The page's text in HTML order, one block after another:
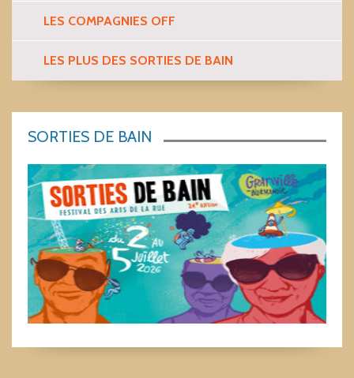
LES COMPAGNIES OFF
LES PLUS DES SORTIES DE BAIN
SORTIES DE BAIN